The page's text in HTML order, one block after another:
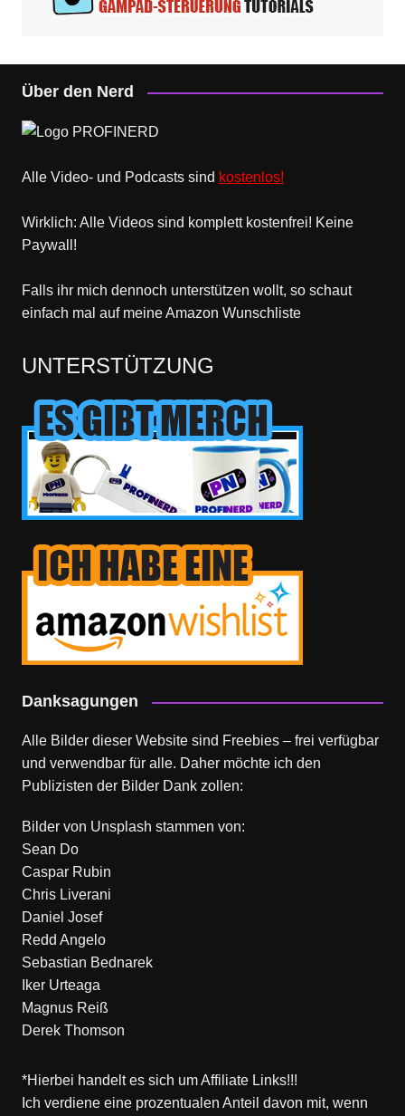
Über den Nerd
Alle Video- und Podcasts sind kostenlos!
Wirklich: Alle Videos sind komplett kostenfrei! Keine
Paywall!
Falls ihr mich dennoch unterstützen wollt, so schaut
einfach mal auf meine Amazon Wunschliste
UNTERSTÜTZUNG
Danksagungen
Alle Bilder dieser Website sind Freebies – frei verfügbar
und verwendbar für alle. Daher möchte ich den
Publizisten der Bilder Dank zollen:
Bilder von Unsplash stammen von:
Sean Do
Caspar Rubin
Chris Liverani
Daniel Josef
Redd Angelo
Sebastian Bednarek
Iker Urteaga
Magnus Reiß
Derek Thomson
*Hierbei handelt es sich um Affiliate Links!!!
Ich verdiene eine prozentualen Anteil davon mit, wenn